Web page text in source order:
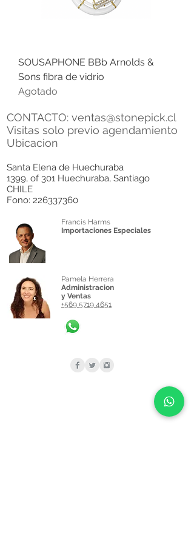
SOUSAPHONE BBb Arnolds &
Sons fibra de vidrio
Agotado
CONTACTO: ventas@stonepick.cl
Visitas solo previo agendamiento
Ubicacion
Santa Elena de Huechuraba
1399, of 301 Huechuraba, Santiago
CHILE
Fono: 226337360
Francis Harms
Importaciones Especiales
Pamela Herrera
Administracion
y Ventas
+569 5719 4651